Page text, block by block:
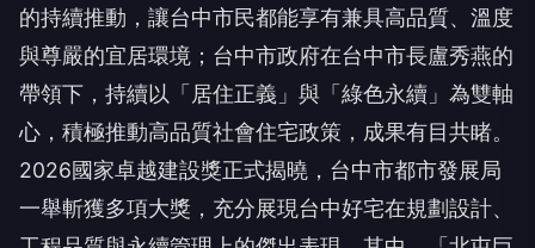
的持續推動，讓台中市民都能享有兼具高品質、溫度
與尊嚴的宜居環境；台中市政府在台中市長盧秀燕的
帶領下，持續以「居住正義」與「綠色永續」為雙軸
心，積極推動高品質社會住宅政策，成果有目共睹。
2026國家卓越建設獎正式揭曉，台中市都市發展局
一舉斬獲多項大獎，充分展現台中好宅在規劃設計、